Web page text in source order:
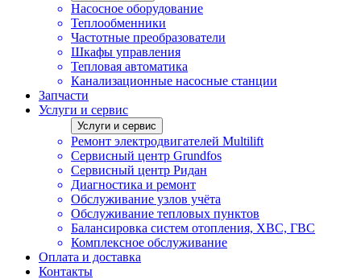
Насосное оборудование
Теплообменники
Частотные преобразователи
Шкафы управления
Тепловая автоматика
Канализационные насосные станции
Запчасти
Услуги и сервис
Услуги и сервис
Ремонт электродвигателей Multilift
Сервисный центр Grundfos
Сервисный центр Ридан
Диагностика и ремонт
Обслуживание узлов учёта
Обслуживание тепловых пунктов
Балансировка систем отопления, ХВС, ГВС
Комплексное обслуживание
Оплата и доставка
Контакты